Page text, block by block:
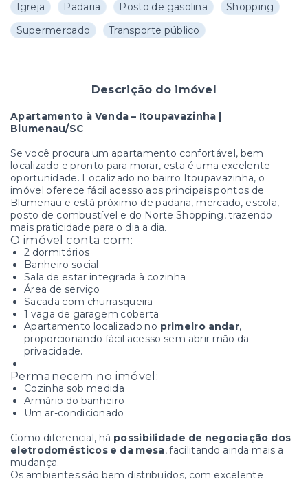
Igreja
Padaria Posto de gasolina
Shopping
Supermercado
Transporte público
Descrição do imóvel
Apartamento à Venda – Itoupavazinha |
Blumenau/SC
Se você procura um apartamento confortável, bem
localizado e pronto para morar, esta é uma excelente
oportunidade. Localizado no bairro Itoupavazinha, o
imóvel oferece fácil acesso aos principais pontos de
Blumenau e está próximo de padaria, mercado, escola,
posto de combustível e do Norte Shopping, trazendo
mais praticidade para o dia a dia.
O imóvel conta com:
2 dormitórios
Banheiro social
Sala de estar integrada à cozinha
Área de serviço
Sacada com churrasqueira
1 vaga de garagem coberta
Apartamento localizado no primeiro andar,
proporcionando fácil acesso sem abrir mão da
privacidade.
Permanecem no imóvel:
Cozinha sob medida
Armário do banheiro
Um ar-condicionado
Como diferencial, há possibilidade de negociação dos
eletrodomésticos e da mesa, facilitando ainda mais a
mudança.
Os ambientes são bem distribuídos, com excelente